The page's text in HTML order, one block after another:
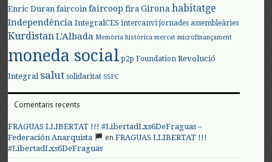
Enric Duran faircoin faircoop fira Girona habitatge
Independència IntegralCES intercanvi jornades assembleàries
KurdistanL'Albada Memòria històrica mercat microfinançament
moneda social p2p Foundation Revolució
Integral salut solidaritat SSPC
Comentaris recents
FRAGUAS LLIBERTAT !!! #LibertadLxs6DeFraguas –
Federación Anarquista
enFRAGUAS LLIBERTAT !!!
#LibertadLxs6DeFraguas